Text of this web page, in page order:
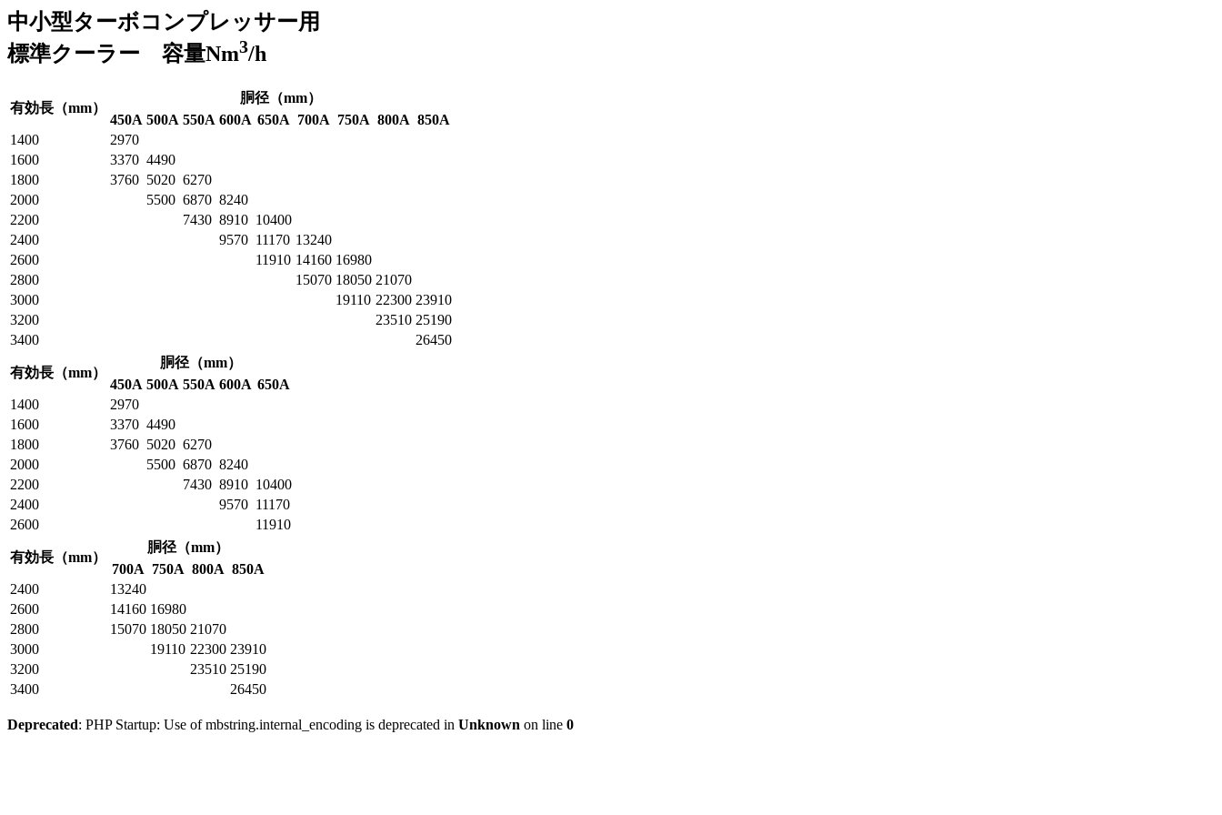
中小型ターボコンプレッサー用
標準クーラー 容量Nm3/h
有効長（mm）
胴径（mm）
450A 500A 550A 600A 650A 700A 750A 800A 850A
1400
2970
1600
3370 4490
1800
3760 5020 6270
2000
5500 6870 8240
2200
7430 8910 10400
2400
9570 11170 13240
2600
11910 14160 16980
2800
15070 18050 21070
3000
19110 22300 23910
3200
23510 25190
3400
26450
有効長（mm）
胴径（mm）
450A 500A 550A 600A 650A
1400
2970
1600
3370 4490
1800
3760 5020 6270
2000
5500 6870 8240
2200
7430 8910 10400
2400
9570 11170
2600
11910
有効長（mm）
胴径（mm）
700A 750A 800A 850A
2400
13240
2600
14160 16980
2800
15070 18050 21070
3000
19110 22300 23910
3200
23510 25190
3400
26450
Deprecated: PHP Startup: Use of mbstring.internal_encoding is deprecated in Unknown on line 0